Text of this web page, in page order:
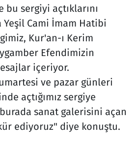
bu sergiyi açtıklarını
Cami İmam Hatibi
Kur'an-ı Kerim
Efendimizin
içeriyor.
ve pazar günleri
açtığımız sergiye
sanat galerisini açan
ediyoruz" diye konuştu.